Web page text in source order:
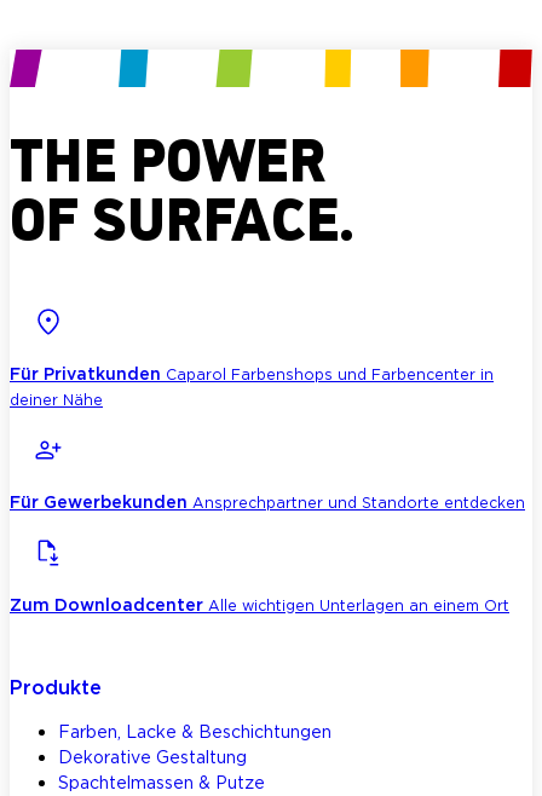
THE POWER
OF SURFACE.
Für Privatkunden Caparol Farbenshops und Farbencenter in
deiner Nähe
Für Gewerbekunden Ansprechpartner und Standorte entdecken
Zum Downloadcenter Alle wichtigen Unterlagen an einem Ort
Produkte
Farben, Lacke & Beschichtungen
Dekorative Gestaltung
Spachtelmassen & Putze